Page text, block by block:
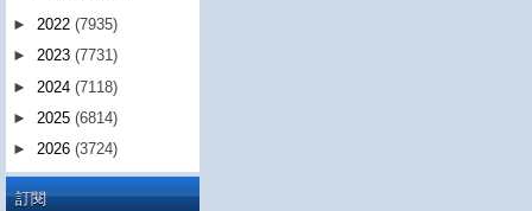
► 2022 (7935)
► 2023 (7731)
► 2024 (7118)
► 2025 (6814)
► 2026 (3724)
訂閱